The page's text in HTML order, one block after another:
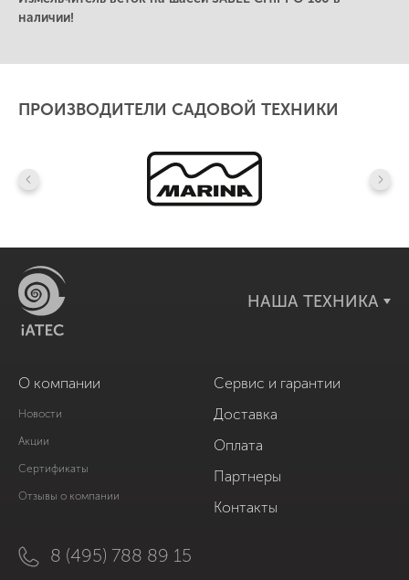
наличии!
ПРОИЗВОДИТЕЛИ САДОВОЙ ТЕХНИКИ
НАША ТЕХНИКА
О компании
Новости
Акции
Сертификаты
Отзывы о компании
Сервис и гарантии
Доставка
Оплата
Партнеры
Контакты
8 (495) 788 89 15